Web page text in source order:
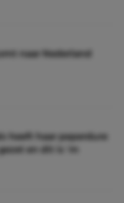
naar Nederland
heeft haar peperdure
en dit is ‘m